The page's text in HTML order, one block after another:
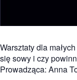
Warsztaty dla
się sowy i czy
Prowadząca: Anna